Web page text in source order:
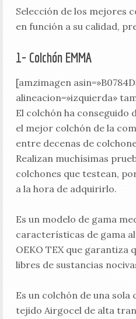
Selección de los mejores
en función a su calidad,
1- Colchón EMMA
[amzimagen
alineacion=»izquierda»
El colchón ha conseguido
el mejor colchón de la
entre decenas de
Realizan muchísimas
colchones que testean,
a la hora de adquirirlo.
Es un modelo de gama
características de gama
OEKO TEX que garantiza
libres de sustancias
Es un colchón de una
tejido Airgocel de alta